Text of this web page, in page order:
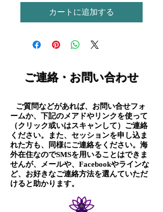
カートに追加する
ご連絡・お問い合わせ
ご質問などがあれば、お問い合せフォ
ームか、下記のメアドやリンクを使って
（クリック或いはスキャンして）ご連絡
ください。また、セッションを申し込ま
れた方も、同様にご連絡をください。海
外在住なのでSMSを用いることはできま
せんが、メールや、Facebookやラインな
ど、お好きなご連絡方法を選んていただ
けると助かります。